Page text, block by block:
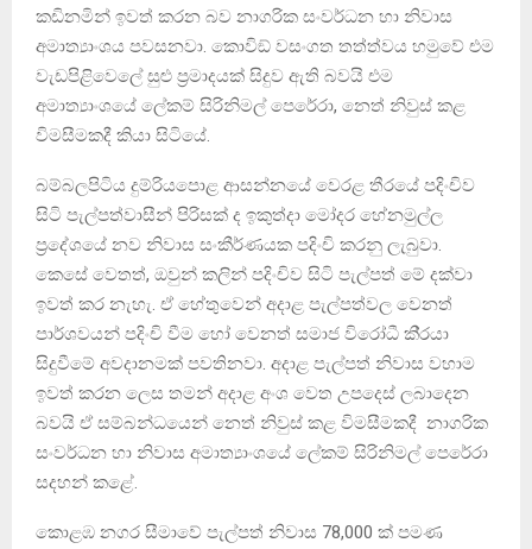
කඩිනමින් ඉවත් කරන බව නාගරික සංවර්ධන හා නිවාස
අමාත්‍යාංශය පවසනවා. කොවිඞ් වසංගත තත්ත්වය හමුවේ එම
වැඩපිළිවෙලේ සුළු ප‍්‍රමාදයක් සිදුව ඇති බවයි එම
අමාත්‍යාංශයේ ලේකම් සිරිනිමල් පෙරේරා, නෙත් නිවුස් කළ
විමසීමකදී කියා සිටියේ.
බම්බලපිටිය දුම්රියපොළ ආසන්නයේ වෙරළ තීරයේ පදිංචිව
සිටි පැල්පත්වාසීන් පිරිසක් ද ඉකුත්දා මෝදර හේනමුල්ල
ප‍්‍රදේශයේ නව නිවාස සංකීර්ණයක පදිංචි කරනු ලැබුවා.
කෙසේ වෙතත්, ඔවුන් කලින් පදිංචිව සිටි පැල්පත් මේ දක්වා
ඉවත් කර නැහැ. ඒ හේතුවෙන් අදාළ පැල්පත්වල වෙනත්
පාර්ශවයන් පදිංචි වීම හෝ වෙනත් සමාජ විරෝධී කි‍්‍රයා
සිදුවීමේ අවදානමක් පවතිනවා. අදාළ පැල්පත් නිවාස වහාම
ඉවත් කරන ලෙස තමන් අදාළ අංශ වෙත උපදෙස් ලබාදෙන
බවයි ඒ සම්බන්ධයෙන් නෙත් නිවුස් කළ විමසීමකදී නාගරික
සංවර්ධන හා නිවාස අමාත්‍යාංශයේ ලේකම් සිරිනිමල් පෙරේරා
සදහන් කළේ.
කොළඹ නගර සීමාවේ පැල්පත් නිවාස 78,000 ක් පමණ